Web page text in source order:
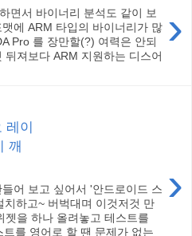
›
면서 바이너리 분석도 같이 보
에 ARM 타입의 바이너리가 많
Pro 를 장만할(?) 여력은 안되
뒤져보다 ARM 지원하는 디스어
레이
깨
›
어 보고 싶어서 '안드로이드 스
치하고~ 버벅대며 이것저것 만
젯을 하나 올려놓고 테스트를
를 영어로 할 땐 문제가 없는